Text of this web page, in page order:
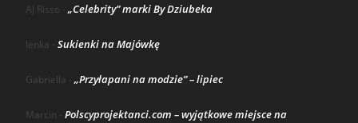
AJ Risso - „Celebrity” marki By Dziubeka
lenka - Sukienki na Majówkę
Gabriella - „Przyłapani na modzie” – lipiec
Marcin - Polscyprojektanci.com – wyjątkowe miejsce na